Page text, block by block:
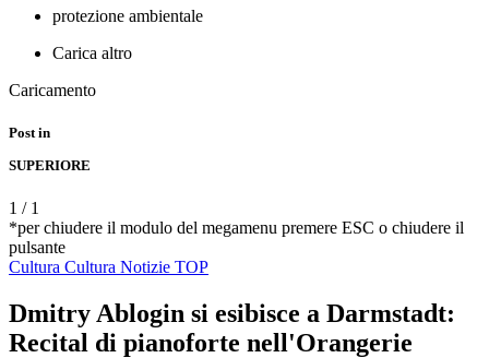
protezione ambientale
Carica altro
Caricamento
Post in
SUPERIORE
1 / 1
*per chiudere il modulo del megamenu premere ESC o chiudere il
pulsante
Cultura Cultura Notizie TOP
Dmitry Ablogin si esibisce a Darmstadt:
Recital di pianoforte nell'Orangerie